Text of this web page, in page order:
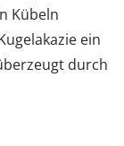
Kübeln
ein
durch